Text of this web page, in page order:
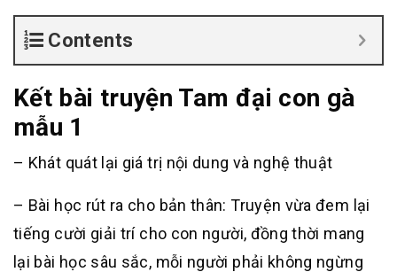
Contents
Kết bài truyện Tam đại con gà
mẫu 1
– Khát quát lại giá trị nội dung và nghệ thuật
– Bài học rút ra cho bản thân: Truyện vừa đem lại
tiếng cười giải trí cho con người, đồng thời mang
lại bài học sâu sắc, mỗi người phải không ngừng